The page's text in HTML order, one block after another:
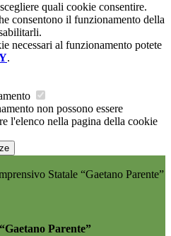
quali cookie consentire.
consentono il funzionamento della
necessari al funzionamento potete
.
non possono essere
l'elenco nella pagina della cookie
Statale “Gaetano Parente”
Parente”